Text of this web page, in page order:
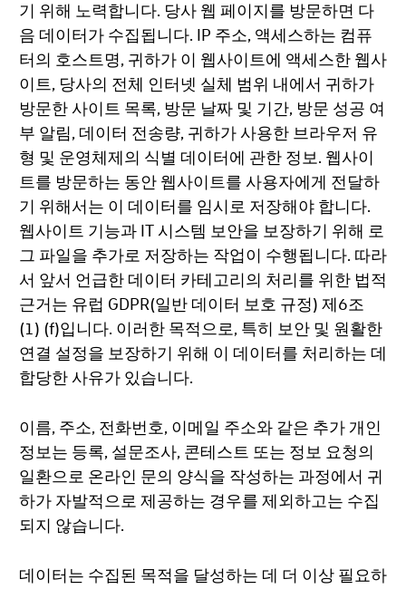
기 위해 노력합니다. 당사 웹 페이지를 방문하면 다
음 데이터가 수집됩니다. IP 주소, 액세스하는 컴퓨
터의 호스트명, 귀하가 이 웹사이트에 액세스한 웹사
이트, 당사의 전체 인터넷 실체 범위 내에서 귀하가
방문한 사이트 목록, 방문 날짜 및 기간, 방문 성공 여
부 알림, 데이터 전송량, 귀하가 사용한 브라우저 유
형 및 운영체제의 식별 데이터에 관한 정보. 웹사이
트를 방문하는 동안 웹사이트를 사용자에게 전달하
기 위해서는 이 데이터를 임시로 저장해야 합니다.
웹사이트 기능과 IT 시스템 보안을 보장하기 위해 로
그 파일을 추가로 저장하는 작업이 수행됩니다. 따라
서 앞서 언급한 데이터 카테고리의 처리를 위한 법적
근거는 유럽 GDPR(일반 데이터 보호 규정) 제6조
(1) (f)입니다. 이러한 목적으로, 특히 보안 및 원활한
연결 설정을 보장하기 위해 이 데이터를 처리하는 데
합당한 사유가 있습니다.
이름, 주소, 전화번호, 이메일 주소와 같은 추가 개인
정보는 등록, 설문조사, 콘테스트 또는 정보 요청의
일환으로 온라인 문의 양식을 작성하는 과정에서 귀
하가 자발적으로 제공하는 경우를 제외하고는 수집
되지 않습니다.
데이터는 수집된 목적을 달성하는 데 더 이상 필요하